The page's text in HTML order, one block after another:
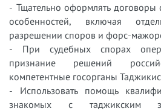
- Тщательно оформлять договоры
особенностей, включая
разрешении споров и форс-
- При судебных спорах
признание решений
компетентные госорганы
- Использовать помощь
знакомых с таджикским